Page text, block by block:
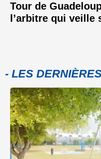
Tour de
l’arbitre qui veille
- LES